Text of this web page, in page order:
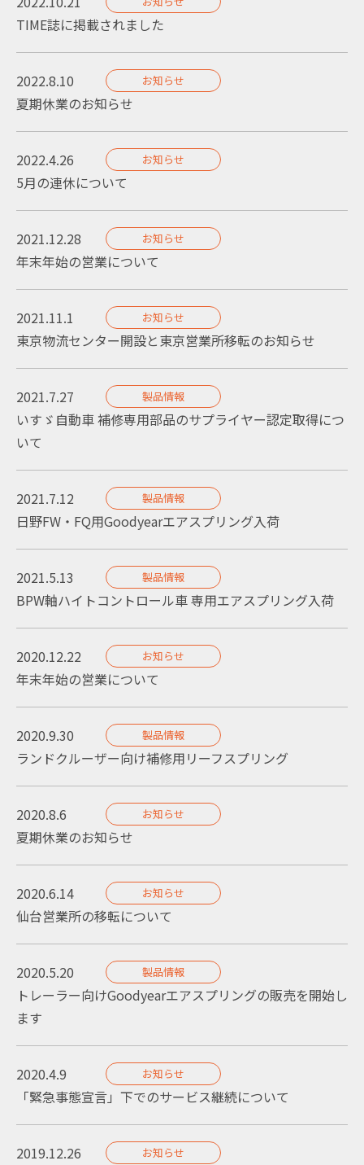
TIME誌に掲載されました
2022.8.10 お知らせ
夏期休業のお知らせ
2022.4.26 お知らせ
5月の連休について
2021.12.28 お知らせ
年末年始の営業について
2021.11.1 お知らせ
東京物流センター開設と東京営業所移転のお知らせ
2021.7.27 製品情報
いすゞ自動車 補修専用部品のサプライヤー認定取得につ
いて
2021.7.12 製品情報
日野FW・FQ用Goodyearエアスプリング入荷
2021.5.13 製品情報
BPW軸ハイトコントロール車 専用エアスプリング入荷
2020.12.22 お知らせ
年末年始の営業について
2020.9.30 製品情報
ランドクルーザー向け補修用リーフスプリング
2020.8.6 お知らせ
夏期休業のお知らせ
2020.6.14 お知らせ
仙台営業所の移転について
2020.5.20 製品情報
トレーラー向けGoodyearエアスプリングの販売を開始し
ます
2020.4.9 お知らせ
「緊急事態宣言」下でのサービス継続について
2019.12.26 お知らせ